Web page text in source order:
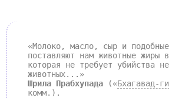
«Молоко, масло, сыр и
поставляют нам животные жиры
которая не требует убийства
животных...»
Шрила Прабхупада («Бхагавад-
комм.).